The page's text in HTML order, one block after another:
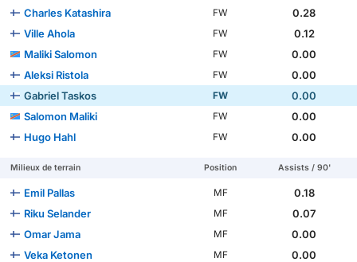
Charles Katashira
FW
0.28
Ville Ahola
FW
0.12
Maliki Salomon
FW
0.00
Aleksi Ristola
FW
0.00
Gabriel Taskos
FW
0.00
Salomon Maliki
FW
0.00
Hugo Hahl
FW 0.00
Milieux de terrain Position Assists / 90'
Emil Pallas MF
0.18
Riku Selander
MF
0.07
Omar Jama
MF
0.00
Veka Ketonen
MF
0.00